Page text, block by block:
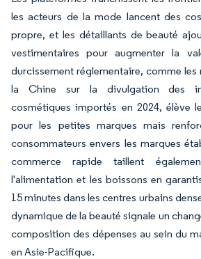
les acteurs de la mode lancent des
propre, et les détaillants de beauté
vestimentaires pour augmenter la
durcissement réglementaire, comme les
la Chine sur la divulgation des
cosmétiques importés en 2024, élève
pour les petites marques mais
consommateurs envers les marques
commerce rapide taillent
l'alimentation et les boissons en
15 minutes dans les centres urbains
dynamique de la beauté signale un
composition des dépenses au sein du
en Asie-Pacifique.